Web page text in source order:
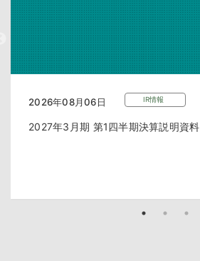
2026年08月06日 IR情報
2027年3月期 第1四半期決算説明資料